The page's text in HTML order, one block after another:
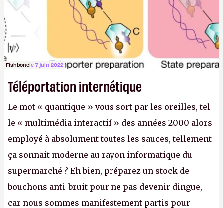
Fishbonele 7 juin 2022
Téléportation internétique
Le mot « quantique » vous sort par les oreilles, tel
le « multimédia interactif » des années 2000 alors
employé à absolument toutes les sauces, tellement
ça sonnait moderne au rayon informatique du
supermarché ? Eh bien, préparez un stock de
bouchons anti-bruit pour ne pas devenir dingue,
car nous sommes manifestement partis pour